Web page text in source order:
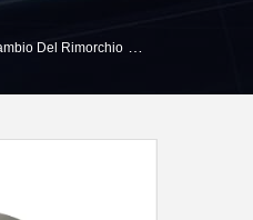
Del Rimorchio >